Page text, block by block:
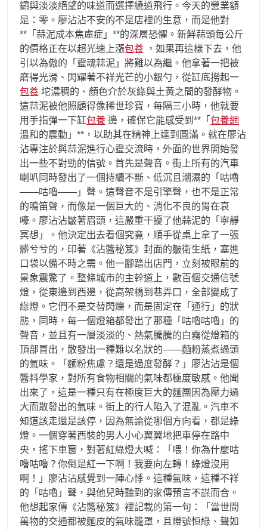
鏽與淡淡絕望的味道而選擇繞道飛行。今天的營業額
是：零。廖沾沾不安的不是店裡的生意，而是他對
**「蒜泥成本焦慮症」**的深層恐懼。新鮮蒜頭每公斤
的價格正在以超光速上漲包養 ，如果再這樣下去，他
引以為傲的「靈魂蒜泥」將難以為繼。他拿著一把被
磨得光滑、閃耀著不祥光芒的小銀勺，從缸底撈起一
包養 坨濃稠的、顏色介於灰綠與土黃之間的發酵物。
這蒜泥被他照顧得像稀世珍寶，每隔三小時，他就要
用手指彈一下缸包養 邊，確保它能感受到**「 包養網
溫和的震動」**，以助其在精神上達到圓滿。就在廖沾
沾專注於與蒜泥進行心靈交流時，外面的世界開始發
出一些不對勁的信號。首先是聲音。街上所有的汽車
喇叭同時發出了一個持續不斷、低沉且潮濕的「咕嚕
——咕嚕——」聲。這聲音不是引擎聲，也不是正常
的鳴笛聲，而像是一個巨大的、消化不良的胃在哀
嚎。廖沾沾皺著眉頭，這嚴重干擾了他蒜泥的「寧靜
冥想」。他決定出去看個究竟，順手從桌上拿了一張
髒兮兮的，印著《沾醬秘笈》封面的皺衛生紙，塞進
口袋以備不時之需。他一腳踏出店門，立刻被眼前的
景象震驚了。整條城市的主幹道上，數百個交通信號
燈，從東邊到西邊，從高架橋到巷弄口，全部變成了
綠燈。它們不是交替閃爍，而是固定在「通行」的狀
態，同時，每一個燈箱都發出了那種「咕嚕咕嚕」的
聲音，並且有一層淡淡的、熱氣騰騰的白霧從燈箱的
頂部冒出，散發出一種難以名狀的——麵粉蒸煮過頭
的氣味。「麵粉焦慮？還是過度發酵？」廖沾沾是個
醬料學家，對所有食物相關的氣味都極度敏感。他聞
出來了，這是一種只有在極度巨大的麵團因為壓力過
大而散發出的氣味。街上的行人陷入了混亂。汽車不
知道該走還是該停，因為無論從哪個方向看，都是綠
燈。一個穿著西裝的男人小心翼翼地把車停在路中
央，搖下車窗，對著紅綠燈大喊：「喂！你為什麼咕
嚕咕嚕？你倒是紅一下啊！我要向左轉！綠燈沒用
啊！」廖沾沾感覺到一陣心悸。這種氣味，這種不祥
的「咕嚕」聲，與他兒時聽到的家傳預言不謀而合。
他想起家傳《沾醬秘笈》裡記載的第一句：「當世間
萬物的交通都被麵皮的氣味籠罩，且燈號恒綠、聲如